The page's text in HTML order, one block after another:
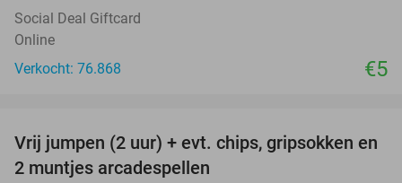
Social Deal Giftcard
Online
Verkocht: 76.868
€5
38%
Vrij jumpen (2 uur) + evt. chips, gripsokken en
2 muntjes arcadespellen